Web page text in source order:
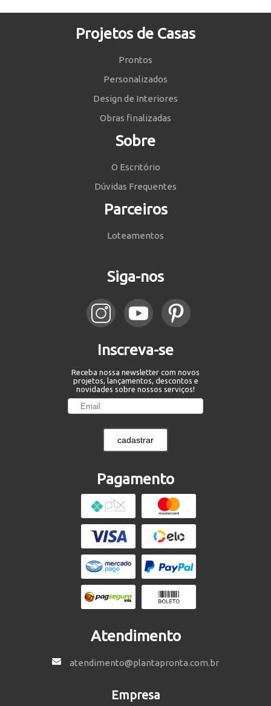
Projetos de Casas
Prontos
Personalizados
Design de Interiores
Obras finalizadas
Sobre
O Escritório
Dúvidas Frequentes
Parceiros
Loteamentos
Siga-nos
Inscreva-se
Receba nossa newsletter com novos
projetos, lançamentos, descontos e
novidades sobre nossos serviços!
cadastrar
Pagamento
Atendimento
atendimento@plantapronta.com.br
Empresa